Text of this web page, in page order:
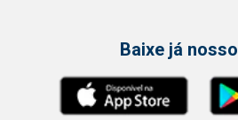
Baixe já